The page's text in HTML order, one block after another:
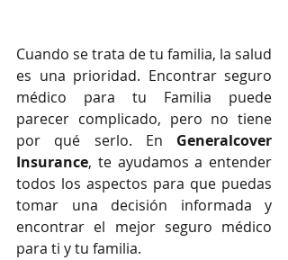
Cuando se trata de tu familia, la salud
es una prioridad. Encontrar seguro
médico para tu Familia puede
parecer complicado, pero no tiene
por qué serlo. En Generalcover
Insurance, te ayudamos a entender
todos los aspectos para que puedas
tomar una decisión informada y
encontrar el mejor seguro médico
para ti y tu familia.